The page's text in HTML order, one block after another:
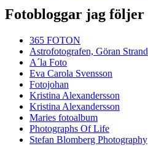
Fotobloggar jag följer
365 FOTON
Astrofotografen, Göran Strand
A´la Foto
Eva Carola Svensson
Fotojohan
Kristina Alexandersson
Kristina Alexandersson
Maries fotoalbum
Photographs Of Life
Stefan Blomberg Photography